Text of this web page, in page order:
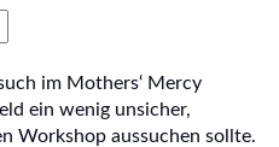
im Mothers‘ Mercy
ein wenig unsicher,
Workshop aussuchen sollte.